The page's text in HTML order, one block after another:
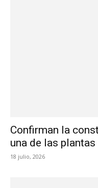
Confirman la
una de las plantas
18 julio, 2026